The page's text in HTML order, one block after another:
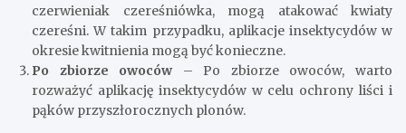
czerwieniak czereśniówka, mogą atakować kwiaty
czereśni. W takim przypadku, aplikacje insektycydów w
okresie kwitnienia mogą być konieczne.
Po zbiorze owoców– Po zbiorze owoców, warto
rozważyć aplikację insektycydów w celu ochrony liści i
pąków przyszłorocznych plonów.